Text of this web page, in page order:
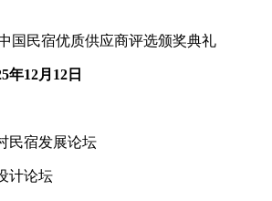
国民宿优质供应商评选颁奖典礼
年12月12日
民宿发展论坛
计论坛